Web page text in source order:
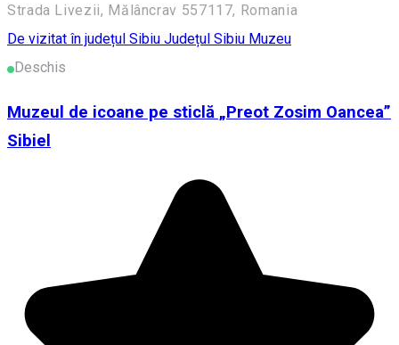
Strada Livezii, Mălâncrav 557117, Romania
De vizitat în județul Sibiu Județul Sibiu Muzeu
Deschis
Muzeul de icoane pe sticlă „Preot Zosim Oancea”
Sibiel